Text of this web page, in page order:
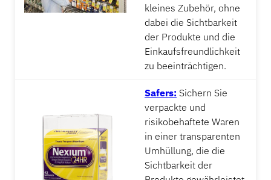
kleines Zubehör, ohne
dabei die Sichtbarkeit
der Produkte und die
Einkaufsfreundlichkeit
zu beeinträchtigen.
Safers: Sichern Sie
verpackte und
risikobehaftete Waren
in einer transparenten
Umhüllung, die die
Sichtbarkeit der